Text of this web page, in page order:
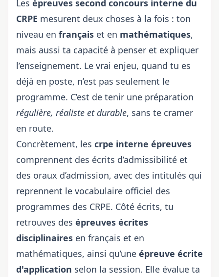
Les épreuves second concours interne du
CRPE mesurent deux choses à la fois : ton
niveau en français et en mathématiques,
mais aussi ta capacité à penser et expliquer
l’enseignement. Le vrai enjeu, quand tu es
déjà en poste, n’est pas seulement le
programme. C’est de tenir une préparation
régulière, réaliste et durable, sans te cramer
en route.
Concrètement, les crpe interne épreuves
comprennent des écrits d’admissibilité et
des oraux d’admission, avec des intitulés qui
reprennent le vocabulaire officiel des
programmes des CRPE. Côté écrits, tu
retrouves des épreuves écrites
disciplinaires en français et en
mathématiques, ainsi qu’une épreuve écrite
d'application selon la session. Elle évalue ta